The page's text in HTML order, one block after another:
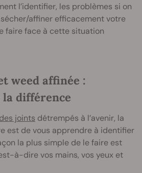
l’identifier, les problèmes si on
affiner efficacement votre
faire face à cette situation
weed affinée :
différence
joints détrempés à l’avenir, la
est de vous apprendre à identifier
la plus simple de le faire est
à-dire vos mains, vos yeux et